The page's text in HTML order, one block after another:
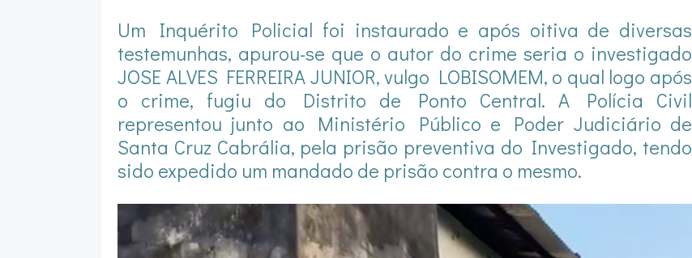
Um Inquérito Policial foi instaurado e após oitiva de diversas
testemunhas, apurou-se que o autor do crime seria o investigado
JOSE ALVES FERREIRA JUNIOR, vulgo LOBISOMEM, o qual logo após
o crime, fugiu do Distrito de Ponto Central. A Polícia Civil
representou junto ao Ministério Público e Poder Judiciário de
Santa Cruz Cabrália, pela prisão preventiva do Investigado, tendo
sido expedido um mandado de prisão contra o mesmo.